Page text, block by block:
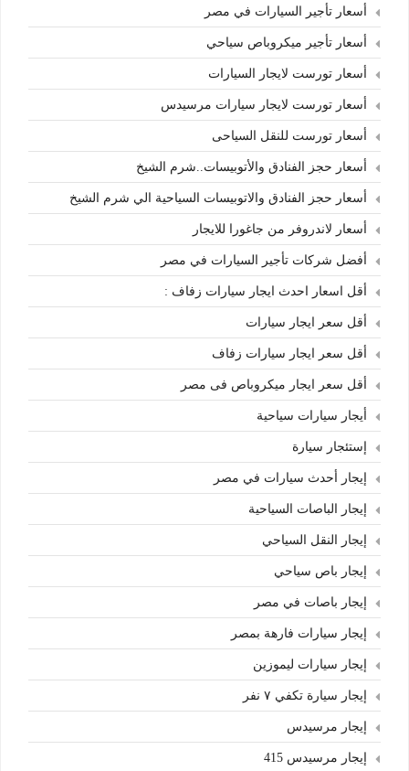
أسعار تأجير السيارات في مصر
أسعار تأجير ميكروباص سياحي
أسعار تورست لايجار السيارات
أسعار تورست لايجار سيارات مرسيدس
أسعار تورست للنقل السياحى
أسعار حجز الفنادق والأتوبيسات..شرم الشيخ
أسعار حجز الفنادق والاتوبيسات السياحية الي شرم الشيخ
أسعار لاندروفر من جاغورا للايجار
أفضل شركات تأجير السيارات في مصر
أقل اسعار احدث ايجار سيارات زفاف :
أقل سعر ايجار سيارات
أقل سعر ايجار سيارات زفاف
أقل سعر ايجار ميكروباص فى مصر
أيجار سيارات سياحية
إستئجار سيارة
إيجار أحدث سيارات في مصر
إيجار الباصات السياحية
إيجار النقل السياحي
إيجار باص سياحي
إيجار باصات في مصر
إيجار سيارات فارهة بمصر
إيجار سيارات ليموزين
إيجار سيارة تكفي ٧ نفر
إيجار مرسيدس
إيجار مرسيدس 415